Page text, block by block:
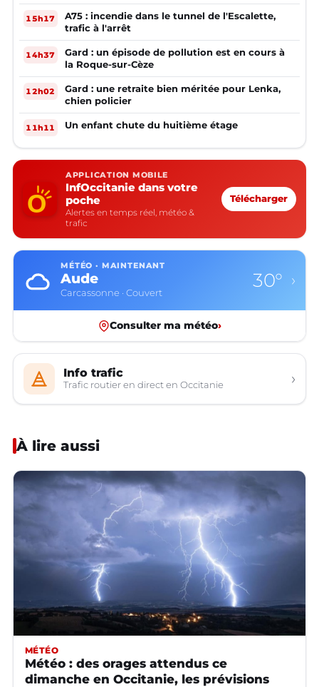
15h17
A75 : incendie dans le tunnel de l'Escalette,
trafic à l'arrêt
14h37
Gard : un épisode de pollution est en cours à
la Roque-sur-Cèze
12h02
Gard : une retraite bien méritée pour Lenka,
chien policier
11h11 Un enfant chute du huitième étage
APPLICATION MOBILE
InfOccitanie dans votre
poche
Alertes en temps réel, météo &
trafic
Télécharger
MÉTÉO · MAINTENANT
Aude
Carcassonne · Couvert
30° ›
Consulter ma météo›
Info trafic
Trafic routier en direct en Occitanie ›
À lire aussi
MÉTÉO
Météo : des orages attendus ce
dimanche en Occitanie, les prévisions